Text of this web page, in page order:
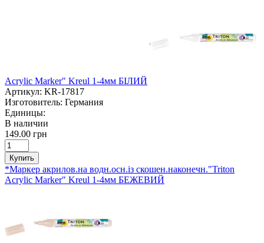
Acrylic Marker" Kreul 1-4мм БІЛИЙ
Артикул: KR-17817
Изготовитель: Германия
Единицы:
В наличии
149.00 грн
Купить
*Маркер акрилов.на водн.осн.із скошен.наконечн."Triton
Acrylic Marker" Kreul 1-4мм БЕЖЕВИЙ